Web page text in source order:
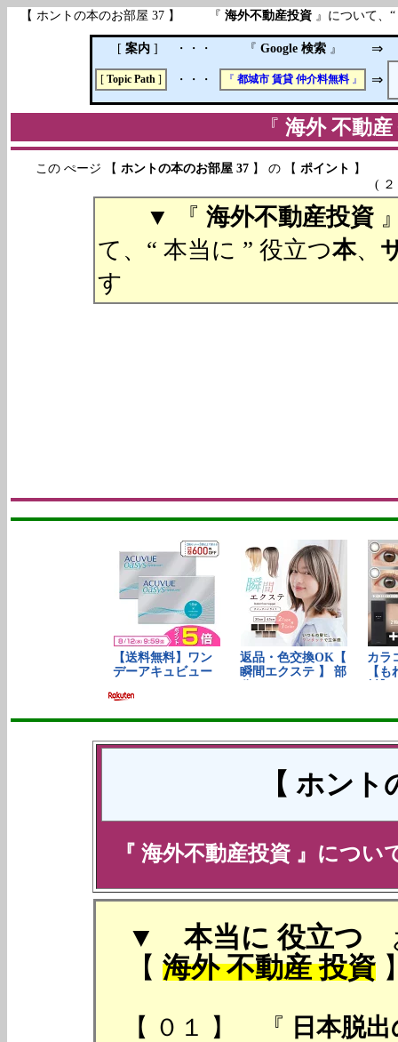
【 ホントの本のお部屋 37 】 『 海外不動産投資 』について、
[ 案内] ・・・ 『 Google 検索』 ⇒
[ Topic Path ] ・・・ 『 都城市 賃貸 仲介料無料』 ⇒
『海外 不動産
この ぺージ 【 ホントの本のお部屋 37 】 の 【 ポイント 】
( ２０１５年０６月１
▼ 『 海外不動産投資
て、“ 本当に ” 役立つ本、
す
【 ホン
『 海外不動産投資』につい
▼ 本当に 役立つ
【 海外 不動産 投資
【 ０１ 】 『 日本脱